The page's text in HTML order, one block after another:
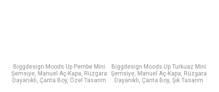
Biggdesign Moods Up Pembe Mini
Şemsiye, Manuel Aç-Kapa, Rüzgara
Dayanıklı, Çanta Boy, Özel Tasarım
Biggdesign Moods Up Turkuaz Mini
Şemsiye, Manuel Aç-Kapa, Rüzgara
Dayanıklı, Çanta Boy, Şık Tasarım